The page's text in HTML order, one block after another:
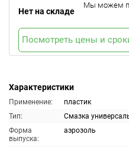
Характеристики
Применение:
пластик
Тип:
Смазка
Форма
выпуска:
аэрозоль
Нет на складе
Мы можем
Посмотреть цены и